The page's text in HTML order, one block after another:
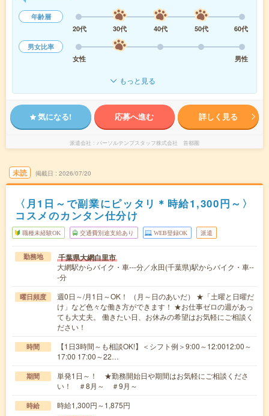
年齢層
20代
30代 40代 50代
60代
男女比率
女性
男性
もっと見る
気になる! 応募へ進む 詳しく見る
派遣会社 パーソルテンプスタッフ株式会社 首都圏
未読 掲載日 2026/07/20
〈月1日～で副業にピッタリ＊時給1,300円～〉
コスメのカンタン仕分け
職種未経験OK 交通費別途支給あり WEB登録OK 派遣
勤務地 千葉県大網白里市
大網駅からバイク・車---分／永田(千葉県)駅からバイク・車--
-分
曜日頻度
週0日～/月1日～OK！ （月～日のあいだ） ★「土曜と日曜だ
け」など色々な働き方ができます！ ★お仕事ゼロの週があっ
ても大丈夫。 働きたい日、お休みの希望はお気軽にご相談く
ださい！
時間
【1日3時間～も相談OK!】＜シフト例＞9:00～12:0012:00～
17:00 17:00～22…
期間
単発1日～！ ★勤務開始日や期間はお気軽にご相談くださ
い！ ＃8月～ ＃9月～
時給 時給1,300円～1,875円